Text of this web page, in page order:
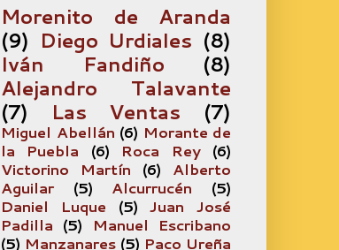
Morenito de Aranda
(9) Diego Urdiales (8)
Iván Fandiño
(8)
Alejandro Talavante
(7)
Las Ventas (7)
Miguel Abellán (6) Morante de
la Puebla
(6) Roca Rey
(6)
Victorino Martín
(6)
Alberto
Aguilar
(5) Alcurrucén
(5)
Daniel Luque
(5)
Juan José
Padilla (5)
Manuel Escribano
(5) Manzanares (5) Paco Ureña